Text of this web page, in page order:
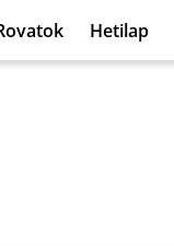
Hetilap